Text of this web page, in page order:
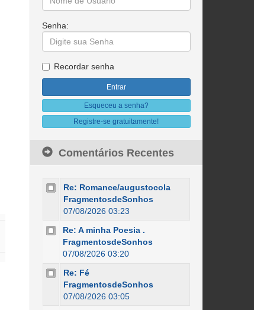
Senha:
Recordar senha
Esqueceu a senha?
Registre-se gratuitamente!
Comentários Recentes
Re: Romance/augustocola
FragmentosdeSonhos
07/08/2026 03:23
Re: A minha Poesia .
FragmentosdeSonhos
07/08/2026 03:20
Re: Fé
FragmentosdeSonhos
07/08/2026 03:05